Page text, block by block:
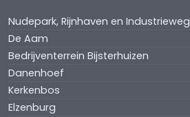
Nudepark, Rijnhaven en Industrieweg
De Aam
Bedrijventerrein Bijsterhuizen
Danenhoef
Kerkenbos
Elzenburg